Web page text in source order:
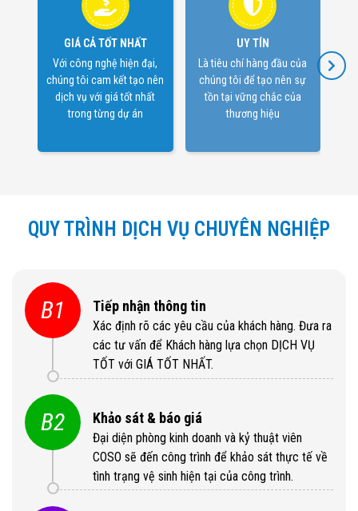
GIÁ CẢ TỐT NHẤT
Với công nghệ hiện đại,
chúng tôi cam kết tạo nên
dịch vụ với giá tốt nhất
trong từng dự án
UY TÍN
Là tiêu chí hàng đầu của
chúng tôi để tạo nên sự
tồn tại vững chắc của
thương hiệu
QUY TRÌNH DỊCH VỤ CHUYÊN NGHIỆP
B1 Tiếp nhận thông tin
Xác định rõ các yêu cầu của khách hàng. Đưa ra
các tư vấn để Khách hàng lựa chọn DỊCH VỤ
TỐT với GIÁ TỐT NHẤT.
B2 Khảo sát & báo giá
Đại diện phòng kinh doanh và kỷ thuật viên
COSO sẽ đến công trình để khảo sát thực tế về
tình trạng vệ sinh hiện tại của công trình.